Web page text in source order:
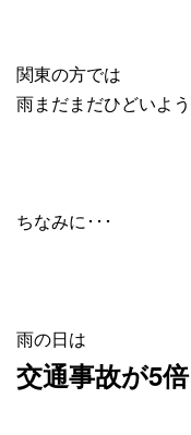
関東の方では
雨まだまだひどいよ
ちなみに･･･
雨の日は
交通事故が5